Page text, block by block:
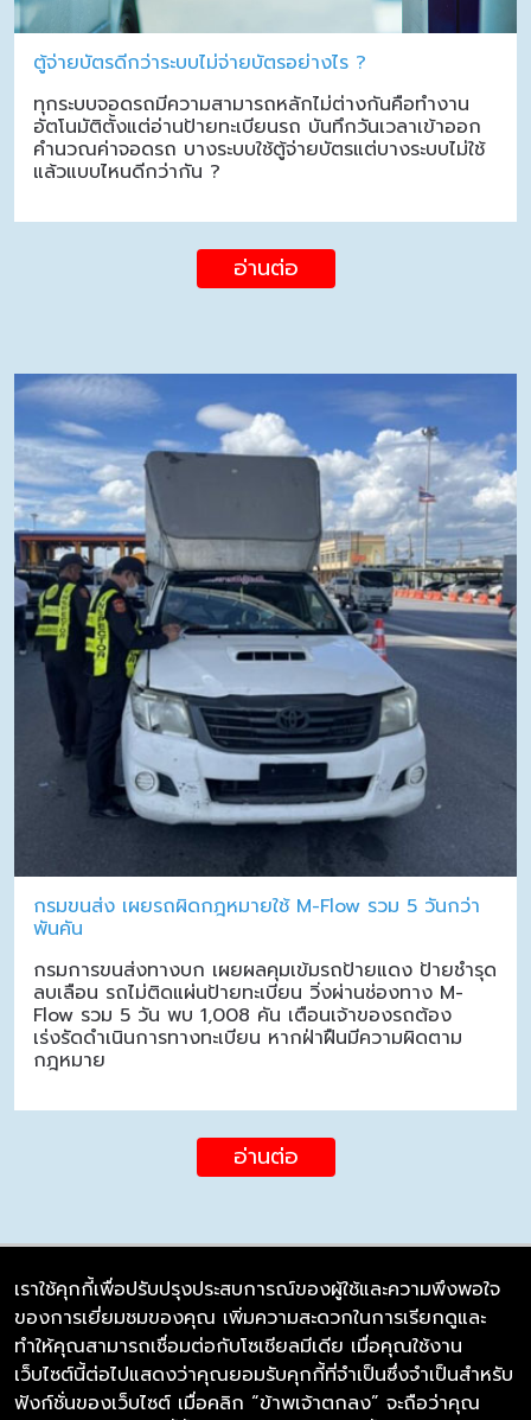
ตู้จ่ายบัตรดีกว่าระบบไม่จ่ายบัตรอย่างไร ?
ทุกระบบจอดรถมีความสามารถหลักไม่ต่างกันคือทำงาน
อัตโนมัติตั้งแต่อ่านป้ายทะเบียนรถ บันทึกวันเวลาเข้าออก
คำนวณค่าจอดรถ บางระบบใช้ตู้จ่ายบัตรแต่บางระบบไม่ใช้
แล้วแบบไหนดีกว่ากัน ?
อ่านต่อ
กรมขนส่ง เผยรถผิดกฎหมายใช้ M-Flow รวม 5 วันกว่า
พันคัน
กรมการขนส่งทางบก เผยผลคุมเข้มรถป้ายแดง ป้ายชำรุด
ลบเลือน รถไม่ติดแผ่นป้ายทะเบียน วิ่งผ่านช่องทาง M-
Flow รวม 5 วัน พบ 1,008 คัน เตือนเจ้าของรถต้อง
เร่งรัดดำเนินการทางทะเบียน หากฝ่าฝืนมีความผิดตาม
กฎหมาย
อ่านต่อ
บริษัท ซิมลิงค์ จำกัด
98/226 Bangrakyai-Baanmai Road,
Bangyai, Nonthaburi 11140
เราใช้คุกกี้เพื่อปรับปรุงประสบการณ์ของผู้ใช้และความพึงพอใจ
ของการเยี่ยมชมของคุณ เพิ่มความสะดวกในการเรียกดูและ
ทำให้คุณสามารถเชื่อมต่อกับโซเชียลมีเดีย เมื่อคุณใช้งาน
เว็บไซต์นี้ต่อไปแสดงว่าคุณยอมรับคุกกี้ที่จำเป็นซึ่งจำเป็นสำหรับ
ฟังก์ชั่นของเว็บไซต์ เมื่อคลิก “ข้าพเจ้าตกลง” จะถือว่าคุณ